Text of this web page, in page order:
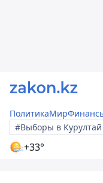
ПолитикаМир
#Выборы в Курултай
+33°